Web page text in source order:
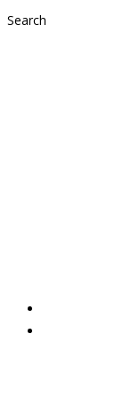
Search